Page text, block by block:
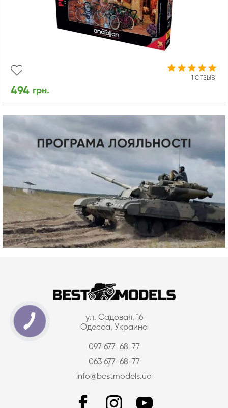
1 ОТЗЫВ
494 грн.
ул. Садовая, 16
Одесса, Украина
097 677-68-77
063 677-68-77
info@bestmodels.ua